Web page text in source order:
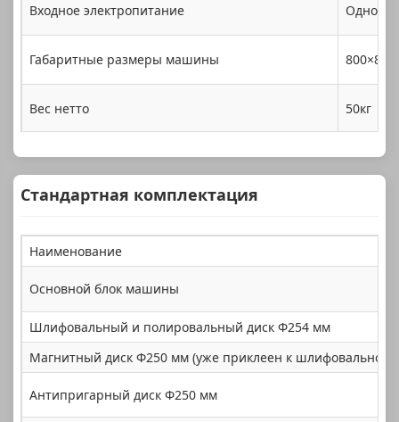
Входное электропитание
Габаритные размеры машины
Вес нетто 50кг
Стандартная комплектация
Наименование
Основной блок машины
Шлифовальный и полировальный диск Φ254 мм
Магнитный диск Φ250 мм (уже приклеен к шлифовальному
Антипригарный диск Φ250 мм